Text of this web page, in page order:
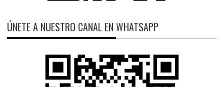
ÚNETE A NUESTRO CANAL EN WHATSAPP